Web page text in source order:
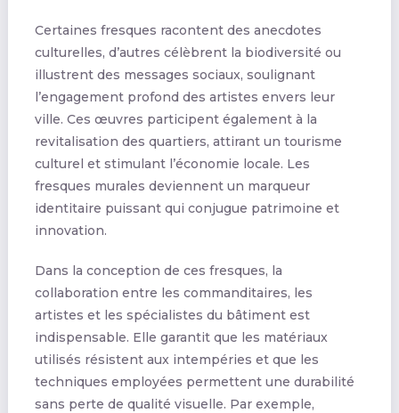
Certaines fresques racontent des anecdotes
culturelles, d’autres célèbrent la biodiversité ou
illustrent des messages sociaux, soulignant
l’engagement profond des artistes envers leur
ville. Ces œuvres participent également à la
revitalisation des quartiers, attirant un tourisme
culturel et stimulant l’économie locale. Les
fresques murales deviennent un marqueur
identitaire puissant qui conjugue patrimoine et
innovation.
Dans la conception de ces fresques, la
collaboration entre les commanditaires, les
artistes et les spécialistes du bâtiment est
indispensable. Elle garantit que les matériaux
utilisés résistent aux intempéries et que les
techniques employées permettent une durabilité
sans perte de qualité visuelle. Par exemple,